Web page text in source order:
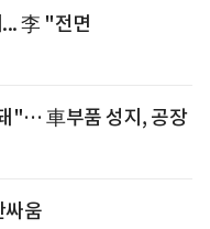
李 "전면
"… 車부품 성지, 공장
싸움